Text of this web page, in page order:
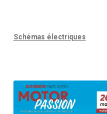
Schémas électriques